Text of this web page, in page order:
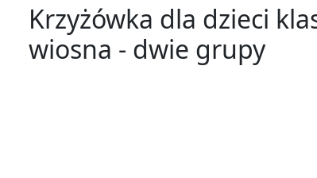
Krzyżówka dla dzieci
wiosna - dwie grupy